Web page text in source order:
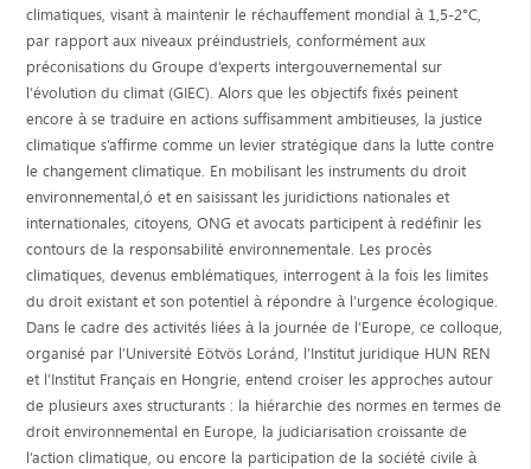
climatiques, visant à maintenir le réchauffement mondial à 1,5-2°C,
par rapport aux niveaux préindustriels, conformément aux
préconisations du Groupe d’experts intergouvernemental sur
l’évolution du climat (GIEC). Alors que les objectifs fixés peinent
encore à se traduire en actions suffisamment ambitieuses, la justice
climatique s’affirme comme un levier stratégique dans la lutte contre
le changement climatique. En mobilisant les instruments du droit
environnemental,ó et en saisissant les juridictions nationales et
internationales, citoyens, ONG et avocats participent à redéfinir les
contours de la responsabilité environnementale. Les procès
climatiques, devenus emblématiques, interrogent à la fois les limites
du droit existant et son potentiel à répondre à l’urgence écologique.
Dans le cadre des activités liées à la journée de l’Europe, ce colloque,
organisé par l’Université Eötvös Loránd, l’Institut juridique HUN REN
et l’Institut Français en Hongrie, entend croiser les approches autour
de plusieurs axes structurants : la hiérarchie des normes en termes de
droit environnemental en Europe, la judiciarisation croissante de
l’action climatique, ou encore la participation de la société civile à